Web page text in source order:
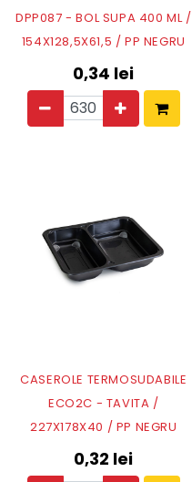
DPP087 - BOL SUPA 400 ML /
154X128,5X61,5 / PP NEGRU
0,34 lei
CASEROLE TERMOSUDABILE
ECO2C - TAVITA /
227X178X40 / PP NEGRU
0,32 lei